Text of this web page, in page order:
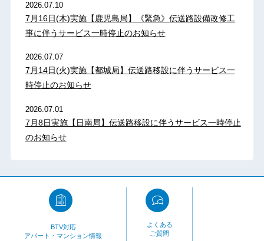
2026.07.10
7月16日(木)実施【鹿児島局】《緊急》伝送路設備改修工
事に伴うサービス一時停止のお知らせ
2026.07.07
7月14日(火)実施【都城局】伝送路移設に伴うサービス一
時停止のお知らせ
2026.07.01
7月8日実施【日南局】伝送路移設に伴うサービス一時停止
のお知らせ
BTV対応
アパート・マンション情報
よくある
ご質問